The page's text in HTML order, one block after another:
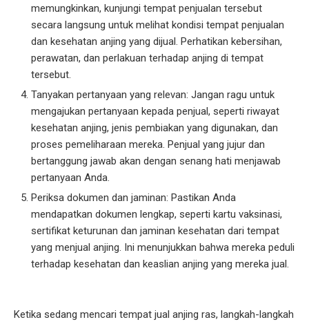
memungkinkan, kunjungi tempat penjualan tersebut
secara langsung untuk melihat kondisi tempat penjualan
dan kesehatan anjing yang dijual. Perhatikan kebersihan,
perawatan, dan perlakuan terhadap anjing di tempat
tersebut.
Tanyakan pertanyaan yang relevan: Jangan ragu untuk
mengajukan pertanyaan kepada penjual, seperti riwayat
kesehatan anjing, jenis pembiakan yang digunakan, dan
proses pemeliharaan mereka. Penjual yang jujur dan
bertanggung jawab akan dengan senang hati menjawab
pertanyaan Anda.
Periksa dokumen dan jaminan: Pastikan Anda
mendapatkan dokumen lengkap, seperti kartu vaksinasi,
sertifikat keturunan dan jaminan kesehatan dari tempat
yang menjual anjing. Ini menunjukkan bahwa mereka peduli
terhadap kesehatan dan keaslian anjing yang mereka jual.
Ketika sedang mencari tempat jual anjing ras, langkah-langkah